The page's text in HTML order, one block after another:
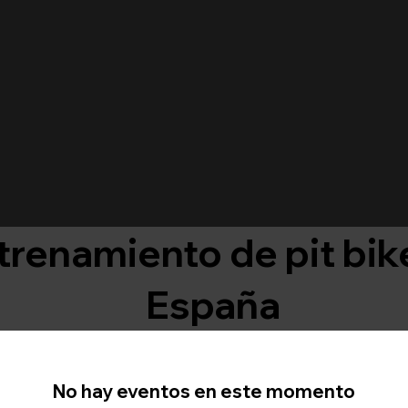
de pit
España
No hay eventos en este momento